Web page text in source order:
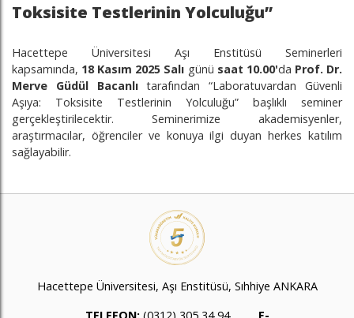
Toksisite Testlerinin Yolculuğu”
Hacettepe Üniversitesi Aşı Enstitüsü Seminerleri
kapsamında, 18 Kasım 2025 Salı günü saat 10.00'da Prof. Dr.
Merve Güdül Bacanlıtarafından “Laboratuvardan Güvenli
Aşıya: Toksisite Testlerinin Yolculuğu” başlıklı seminer
gerçekleştirilecektir. Seminerimize akademisyenler,
araştırmacılar, öğrenciler ve konuya ilgi duyan herkes katılım
sağlayabilir.
Hacettepe Üniversitesi, Aşı Enstitüsü, Sıhhiye ANKARA